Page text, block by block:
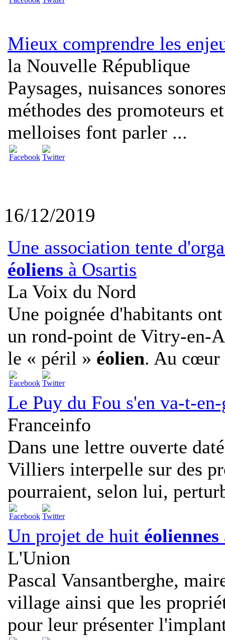
Mieux comprendre les
la Nouvelle République
Paysages, nuisances
méthodes des promoteurs
melloises font parler ...
16/12/2019
Une association tente
éoliens à Osartis
La Voix du Nord
Une poignée d'habitants
un rond-point de Vitry-en-
le « péril » éolien. Au cœur
Le Puy du Fou s'en va-t-
Franceinfo
Dans une lettre ouverte
Villiers interpelle sur des
pourraient, selon lui,
Un projet de huit éoliennes
L'Union
Pascal Vansantberghe,
village ainsi que les
pour leur présenter